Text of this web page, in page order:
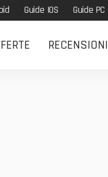
Guide IOS Guide PC
RECENSIONI